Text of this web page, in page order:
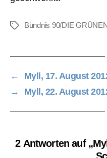
Schlagwörter
Bündnis 90/DIE
←
Myll, 17. August
→
Myll, 22. August
2 Antworten auf